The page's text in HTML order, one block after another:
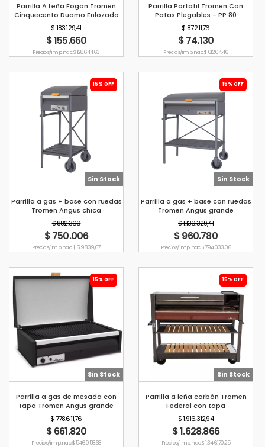
Parrilla A Leña Fogon Tromen
Cinquecento Duomo Enlozado
$ 183.129,41
$ 155.660
Precio s/imp. nac. $ 128.644,63
Parrilla Portatil Tromen Con
Patas Plegables - PP 80
Enlozada
$ 87.211,76
$ 74.130
Precio s/imp. nac. $ 61.264,46
15% OFF
Sin Stock
Parrilla a gas + base con ruedas
Tromen Angus chica
$ 882.360
$ 750.006
Precio s/imp. nac. $ 619.839,67
15% OFF
Sin Stock
Parrilla a gas + base con ruedas
Tromen Angus grande
$ 1.130.329,41
$ 960.780
Precio s/imp. nac. $ 794.033,06
15% OFF
Sin Stock
Parrilla a gas de mesada con
tapa Tromen Angus grande
$ 778.611,76
$ 661.820
Precio s/imp. nac. $ 546.958,68
15% OFF
Sin Stock
Parrilla a leña carbón Tromen
Federal con tapa
$ 1.916.312,94
$ 1.628.866
Precio s/imp. nac. $ 1.346.170,25